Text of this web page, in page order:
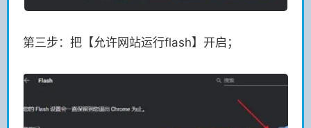
第三步：把【允许网站运行flash】开启；